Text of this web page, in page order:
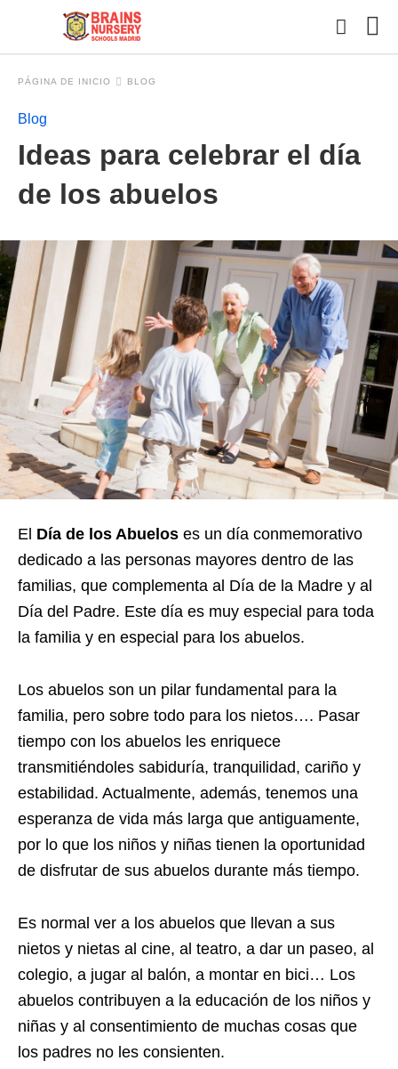
PÁGINA DE INICIO BLOG
Blog
Ideas para celebrar el día
de los abuelos
El Día de los Abuelos es un día conmemorativo
dedicado a las personas mayores dentro de las
familias, que complementa al Día de la Madre y al
Día del Padre. Este día es muy especial para toda
la familia y en especial para los abuelos.
Los abuelos son un pilar fundamental para la
familia, pero sobre todo para los nietos…. Pasar
tiempo con los abuelos les enriquece
transmitiéndoles sabiduría, tranquilidad, cariño y
estabilidad. Actualmente, además, tenemos una
esperanza de vida más larga que antiguamente,
por lo que los niños y niñas tienen la oportunidad
de disfrutar de sus abuelos durante más tiempo.
Es normal ver a los abuelos que llevan a sus
nietos y nietas al cine, al teatro, a dar un paseo, al
colegio, a jugar al balón, a montar en bici… Los
abuelos contribuyen a la educación de los niños y
niñas y al consentimiento de muchas cosas que
los padres no les consienten.